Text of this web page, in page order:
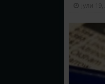
јули